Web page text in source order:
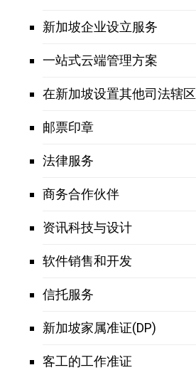
新加坡企业设立服务
一站式云端管理方案
在新加坡设置其他司法辖区
邮票印章
法律服务
商务合作伙伴
资讯科技与设计
软件销售和开发
信托服务
新加坡家属准证(DP)
客工的工作准证